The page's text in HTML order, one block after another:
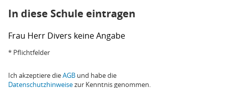
In diese Schule eintragen
Frau Herr Divers keine Angabe
* Pflichtfelder
Ich akzeptiere dieAGB und habe die
Datenschutzhinweisezur Kenntnis genommen.